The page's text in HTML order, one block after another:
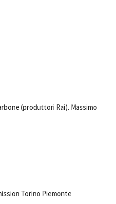
(produttori Rai). Massimo
Torino Piemonte